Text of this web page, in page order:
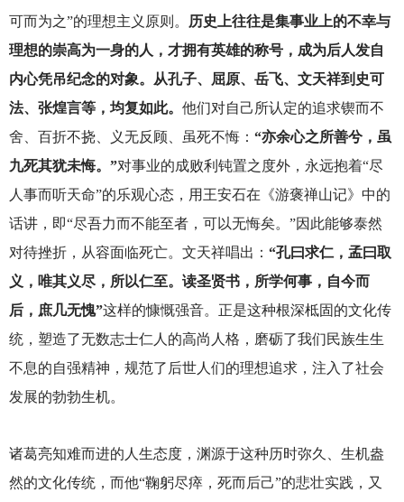
可而为之”的理想主义原则。
历史上往往是集事业上的不幸与
理想的崇高为一身的人，才拥有英雄的称号，成为后人发自
内心凭吊纪念的对象。从孔子、屈原、岳飞、文天祥到史可
法、张煌言等，均复如此。 他们对自己所认定的追求锲而不
舍、百折不挠、义无反顾、虽死不悔： “亦余心之所善兮，虽
九死其犹未悔。”对事业的成败利钝置之度外，永远抱着“尽
人事而听天命”的乐观心态，用王安石在《游褒禅山记》中的
话讲，即“尽吾力而不能至者，可以无悔矣。”因此能够泰然
对待挫折，从容面临死亡。文天祥唱出： “孔曰求仁，孟曰取
义，唯其义尽，所以仁至。读圣贤书，所学何事，自今而
后，庶几无愧”这样的慷慨强音。正是这种根深柢固的文化传
统，塑造了无数志士仁人的高尚人格，磨砺了我们民族生生
不息的自强精神，规范了后世人们的理想追求，注入了社会
发展的勃勃生机。
诸葛亮知难而进的人生态度，渊源于这种历时弥久、生机盎
然的文化传统，而他“鞠躬尽瘁，死而后己”的悲壮实践，又